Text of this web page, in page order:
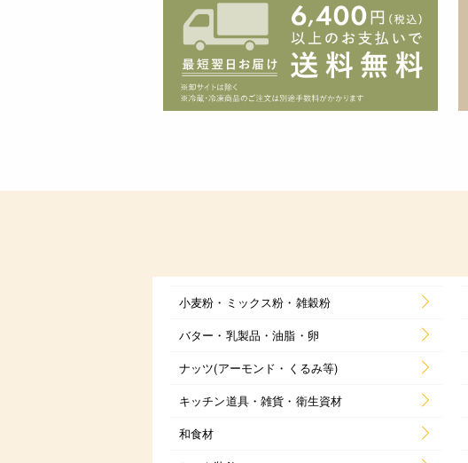
小麦粉・ミックス粉・雑穀粉
バター・乳製品・油脂・卵
ナッツ(アーモンド・くるみ等)
キッチン道具・雑貨・衛生資材
和食材